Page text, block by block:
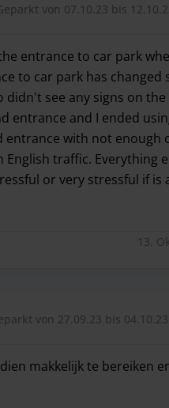
von 07.10.23 bis
entrance to car park
to car park has changed
see any signs on the
entrance and I ended
entrance with not enough
traffic. Everything
or very stressful if is
13.
von 27.09.23 bis 04.10.23
makkelijk te bereiken